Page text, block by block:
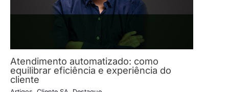
Atendimento automatizado: como
equilibrar eficiência e experiência do
cliente